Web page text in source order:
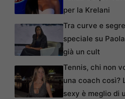
per la Krelani
Tra curve e
speciale su
già un cult
Tennis, chi non
una coach così?
sexy è meglio di